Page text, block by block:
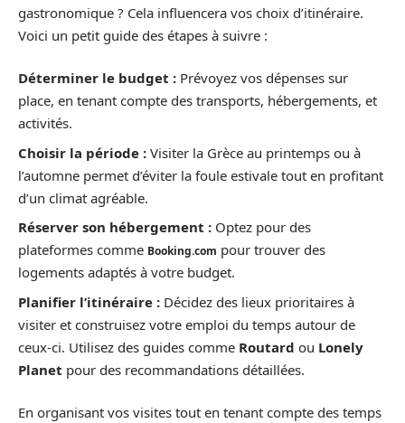
gastronomique ? Cela influencera vos choix d’itinéraire.
Voici un petit guide des étapes à suivre :
Déterminer le budget : Prévoyez vos dépenses sur
place, en tenant compte des transports, hébergements, et
activités.
Choisir la période : Visiter la Grèce au printemps ou à
l’automne permet d’éviter la foule estivale tout en profitant
d’un climat agréable.
Réserver son hébergement : Optez pour des
plateformes comme Booking.com pour trouver des
logements adaptés à votre budget.
Planifier l’itinéraire : Décidez des lieux prioritaires à
visiter et construisez votre emploi du temps autour de
ceux-ci. Utilisez des guides comme Routard ou Lonely
Planet pour des recommandations détaillées.
En organisant vos visites tout en tenant compte des temps